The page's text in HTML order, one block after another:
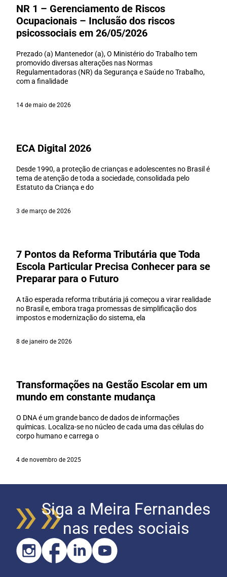
NR 1 – Gerenciamento de Riscos
Ocupacionais – Inclusão dos riscos
psicossociais em 26/05/2026
Prezado (a) Mantenedor (a), O Ministério do Trabalho tem
promovido diversas alterações nas Normas
Regulamentadoras (NR) da Segurança e Saúde no Trabalho,
com a finalidade
14 de maio de 2026
ECA Digital 2026
Desde 1990, a proteção de crianças e adolescentes no Brasil é
tema de atenção de toda a sociedade, consolidada pelo
Estatuto da Criança e do
3 de março de 2026
7 Pontos da Reforma Tributária que Toda
Escola Particular Precisa Conhecer para se
Preparar para o Futuro
A tão esperada reforma tributária já começou a virar realidade
no Brasil e, embora traga promessas de simplificação dos
impostos e modernização do sistema, ela
8 de janeiro de 2026
Transformações na Gestão Escolar em um
mundo em constante mudança
O DNA é um grande banco de dados de informações
químicas. Localiza-se no núcleo de cada uma das células do
corpo humano e carrega o
4 de novembro de 2025
Siga a Meira Fernandes
nas redes sociais